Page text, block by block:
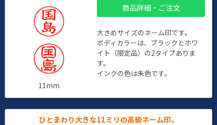
11mm
商品詳細・ご注文
大きめサイズのネーム印です。
ボディカラーは、ブラックとホワ
イト（限定品）の2タイプありま
す。
インクの色は朱色です。
ひとまわり大きな11ミリの高級ネーム印。